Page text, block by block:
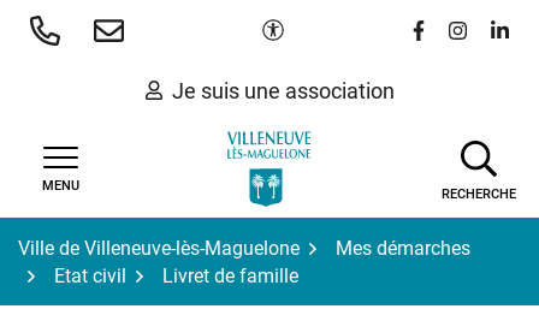
Aller
Paramètres d'accessibilité
Lien vers le
Lien vers
Lien
Je suis une association
MENU
RECHERCHE
Ville de Villeneuve-lès-Maguelone
Mes démarches
Etat civil
Livret de famille